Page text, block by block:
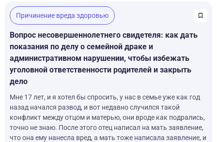
Главная
/
Смотреть заданные вопросы
/
Задать вопрос
Причинение вреда здоровью
Вопрос несовершеннолетнего свидетеля: как дать
показания по делу о семейной драке и
административном нарушении, чтобы избежать
уголовной ответственности родителей и закрыть
дело
Мне 17 лет, и я хотел бы спросить, у нас в семье уже как год
назад начался развод, и вот недавно случился такой
конфликт между отцом и матерью, они вроде как подрались,
точно не знаю. После этого отец написал на мать заявление,
что она ему нанесла вред, а мать тоже написала заявление, и